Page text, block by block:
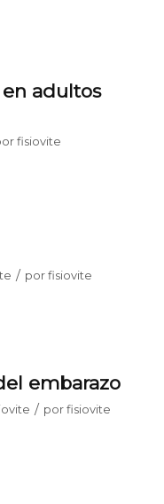
adultos
fisiovite
/ porfisiovite
embarazo
/ porfisiovite